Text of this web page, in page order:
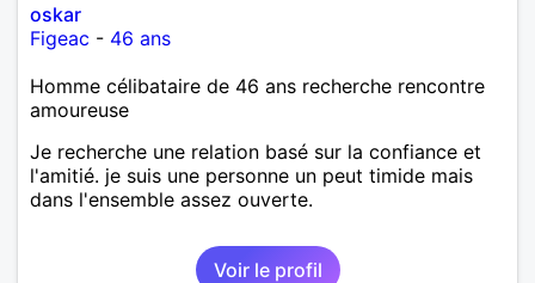
oskar
Figeac - 46 ans
Homme célibataire de 46 ans recherche rencontre
amoureuse
Je recherche une relation basé sur la confiance et
l'amitié. je suis une personne un peut timide mais
dans l'ensemble assez ouverte.
Voir le profil